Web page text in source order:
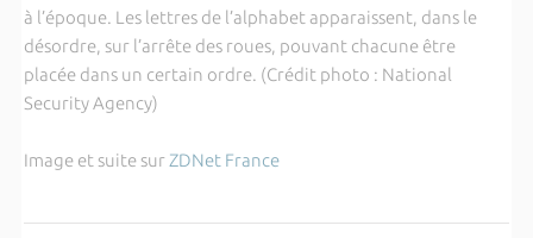
à l’époque. Les lettres de l’alphabet apparaissent, dans le
désordre, sur l’arrête des roues, pouvant chacune être
placée dans un certain ordre. (Crédit photo : National
Security Agency)
Image et suite sur ZDNet France